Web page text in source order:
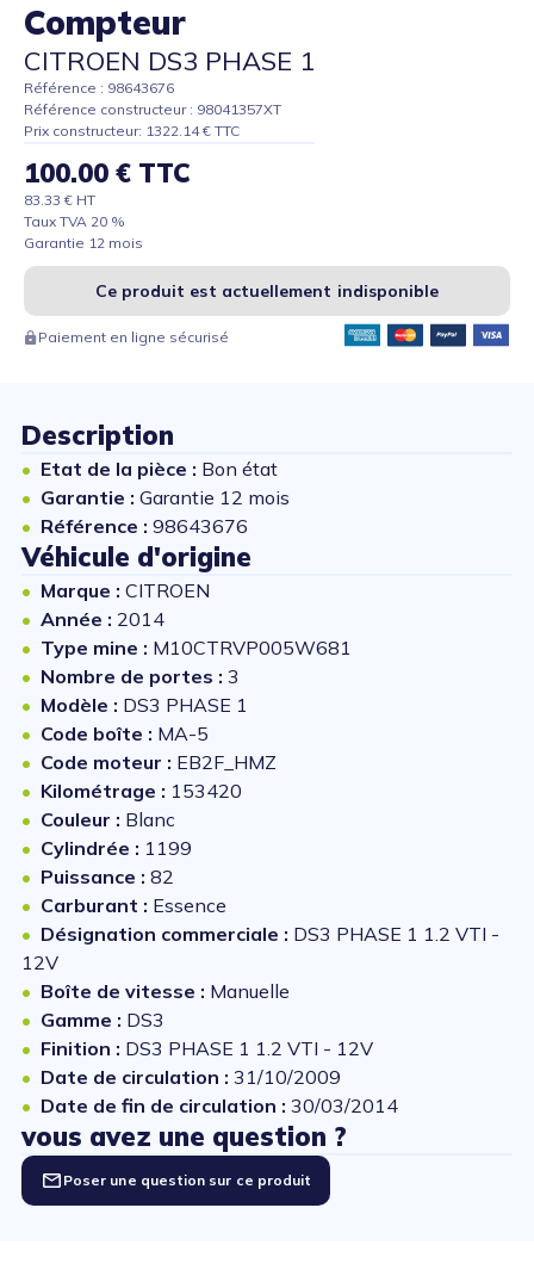
Compteur
CITROEN DS3 PHASE 1
Référence : 98643676
Référence constructeur : 98041357XT
Prix constructeur: 1322.14 € TTC
100.00 € TTC
83.33 € HT
Taux TVA 20 %
Garantie 12 mois
Ce produit est actuellement indisponible
Paiement en ligne sécurisé
Description
Etat de la pièce : Bon état
Garantie : Garantie 12 mois
Référence : 98643676
Véhicule d'origine
Marque : CITROEN
Année : 2014
Type mine : M10CTRVP005W681
Nombre de portes : 3
Modèle : DS3 PHASE 1
Code boîte : MA-5
Code moteur : EB2F_HMZ
Kilométrage : 153420
Couleur : Blanc
Cylindrée : 1199
Puissance : 82
Carburant : Essence
Désignation commerciale : DS3 PHASE 1 1.2 VTI -
12V
Boîte de vitesse : Manuelle
Gamme : DS3
Finition : DS3 PHASE 1 1.2 VTI - 12V
Date de circulation : 31/10/2009
Date de fin de circulation : 30/03/2014
vous avez une question ?
Poser une question sur ce produit